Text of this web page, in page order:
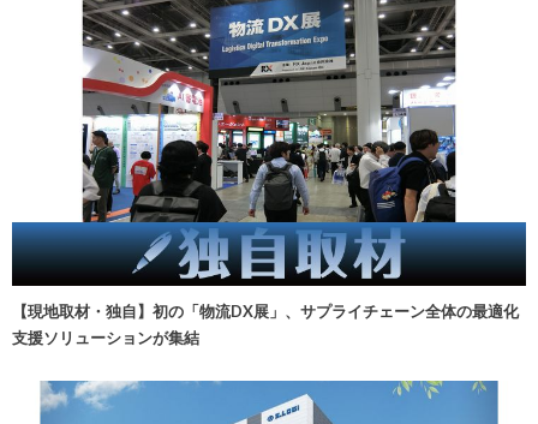
【現地取材・独自】初の「物流DX展」、サプライチェーン全体の最適化
支援ソリューションが集結